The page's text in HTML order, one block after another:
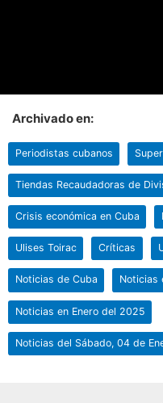
Archivado en:
Periodistas cubanos
Tiendas Recaudadoras de
Crisis económica en Cuba
Ulises Toirac Críticas
Noticias de Cuba Noticias
Noticias en Enero del 2025
Noticias del Sábado, 04 de